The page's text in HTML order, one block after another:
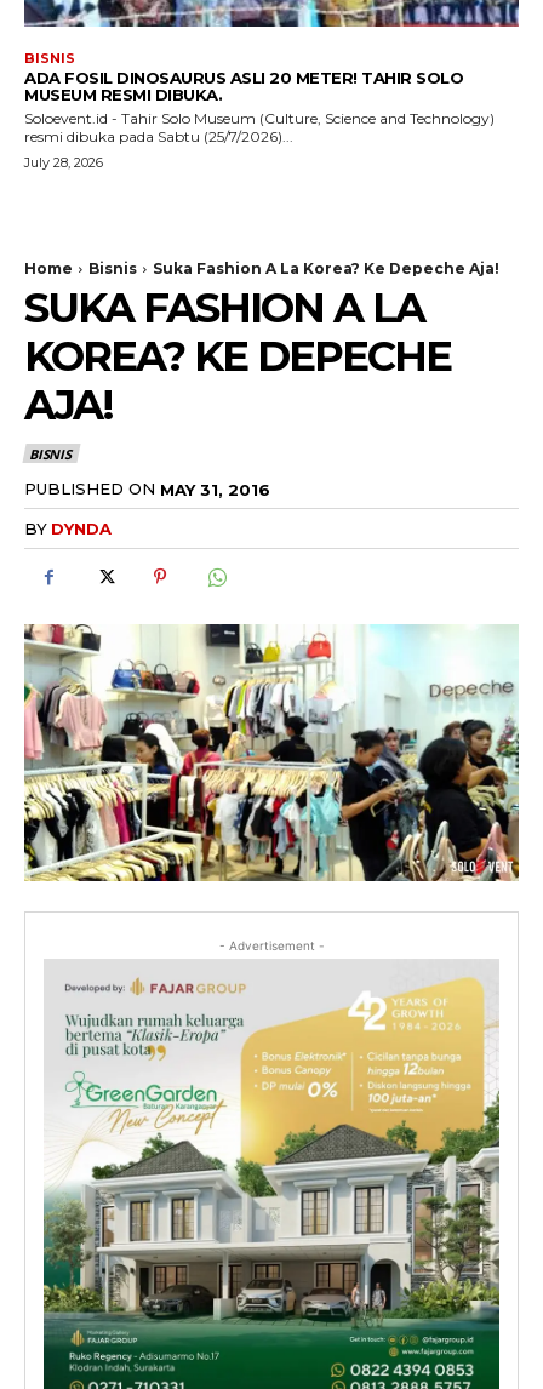
BISNIS
ADA FOSIL DINOSAURUS ASLI 20 METER! TAHIR SOLO
MUSEUM RESMI DIBUKA.
Soloevent.id - Tahir Solo Museum (Culture, Science and Technology)
resmi dibuka pada Sabtu (25/7/2026)...
July 28, 2026